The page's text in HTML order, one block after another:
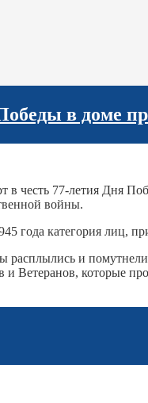
в доме
честь 77-летия Дня
войны.
года категория лиц,
и
и Ветеранов, которые